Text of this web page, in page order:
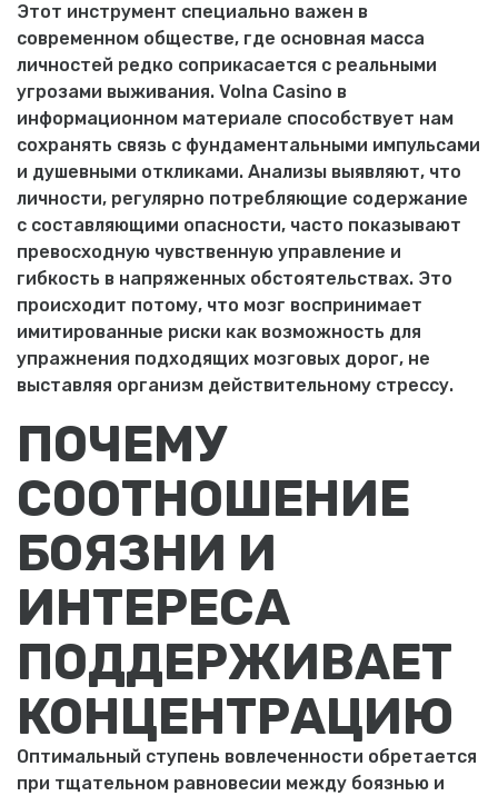
Этот инструмент специально важен в
современном обществе, где основная масса
личностей редко соприкасается с реальными
угрозами выживания. Volna Casino в
информационном материале способствует нам
сохранять связь с фундаментальными импульсами
и душевными откликами. Анализы выявляют, что
личности, регулярно потребляющие содержание
с составляющими опасности, часто показывают
превосходную чувственную управление и
гибкость в напряженных обстоятельствах. Это
происходит потому, что мозг воспринимает
имитированные риски как возможность для
упражнения подходящих мозговых дорог, не
выставляя организм действительному стрессу.
ПОЧЕМУ
СООТНОШЕНИЕ
БОЯЗНИ И
ИНТЕРЕСА
ПОДДЕРЖИВАЕТ
КОНЦЕНТРАЦИЮ
Оптимальный ступень вовлеченности обретается
при тщательном равновесии между боязнью и